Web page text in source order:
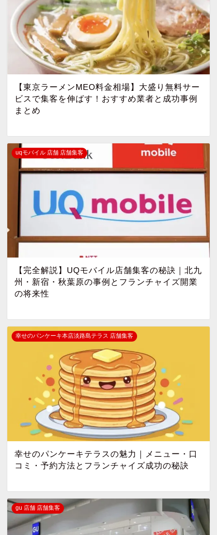
【東京ラーメンMEO料金相場】大盛り無料サー
ビスで集客を伸ばす！おすすめ業者と成功事例
まとめ
uqモバイル 店舗 店舗集客
【完全解説】UQモバイル店舗集客の秘訣｜北九
州・新宿・秋葉原の事例とフランチャイズ開業
の将来性
幸せのパンケーキ本店淡路島テラス 店舗集客
幸せのパンケーキテラスの魅力｜メニュー・口
コミ・予約方法とフランチャイズ成功の秘訣
gu 店舗 店舗集客